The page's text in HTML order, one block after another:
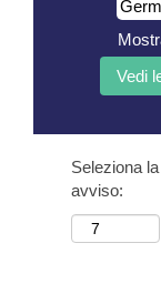
Seleziona
avviso: